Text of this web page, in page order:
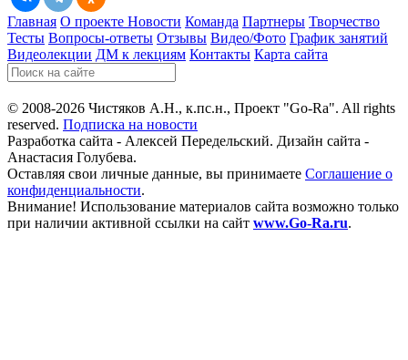
Главная О проекте Новости Команда Партнеры Творчество
Тесты Вопросы-ответы Отзывы Видео/Фото График занятий
Видеолекции ДМ к лекциям Контакты Карта сайта
© 2008-2026 Чистяков А.Н., к.пс.н., Проект "Go-Ra". All rights
reserved. Подписка на новости
Разработка сайта - Алексей Передельский. Дизайн сайта -
Анастасия Голубева.
Оставляя свои личные данные, вы принимаете Соглашение о
конфиденциальности.
Внимание! Использование материалов сайта возможно только
при наличии активной ссылки на сайт www.Go-Ra.ru.